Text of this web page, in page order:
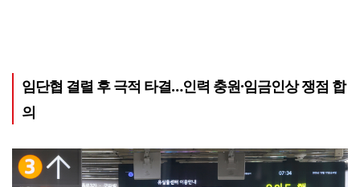
임단협 결렬 후 극적 타결…인력 충원·임금인상 쟁점 합
의